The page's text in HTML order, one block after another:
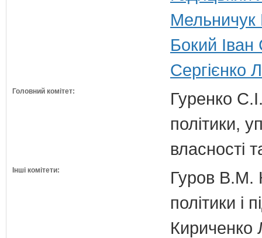
Мельничук
Бокий
Сергієнко
Головний комітет:
Гуренко
політики,
власності
Інші комітети:
Гуров В.М.
політики і
Кириченко